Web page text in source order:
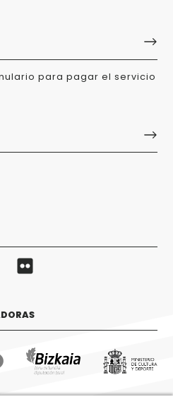
para pagar el servicio